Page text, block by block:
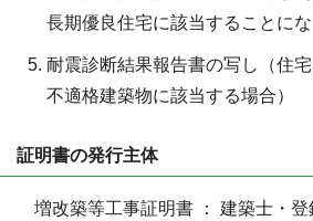
長期優良住宅に該当することにな
耐震診断結果報告書の写し（住
不適格建築物に該当する場合）
証明書の発行主体
増改築等工事証明書 ： 建築士・登